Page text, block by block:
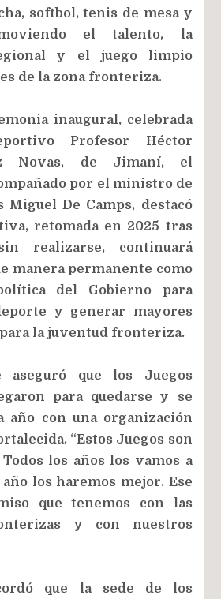
softbol, tenis de mesa y
el talento, la
y el juego limpio
de la zona fronteriza.
inaugural, celebrada
Profesor Héctor
Novas, de Jimaní, el
por el ministro de
Miguel De Camps, destacó
retomada en 2025 tras
realizarse, continuará
manera permanente como
del Gobierno para
y generar mayores
la juventud fronteriza.
aseguró que los Juegos
para quedarse y se
año con una organización
“Estos Juegos son
los años los vamos a
los haremos mejor. Ese
que tenemos con las
y con nuestros
que la sede de los